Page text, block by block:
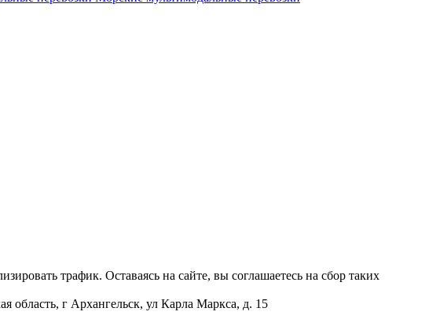
трафик. Оставаясь на сайте, вы соглашаетесь на сбор таких
г Архангельск, ул Карла Маркса, д. 15